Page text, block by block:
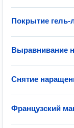
Покрытие гель-
Выравнивание
Снятие
Французский